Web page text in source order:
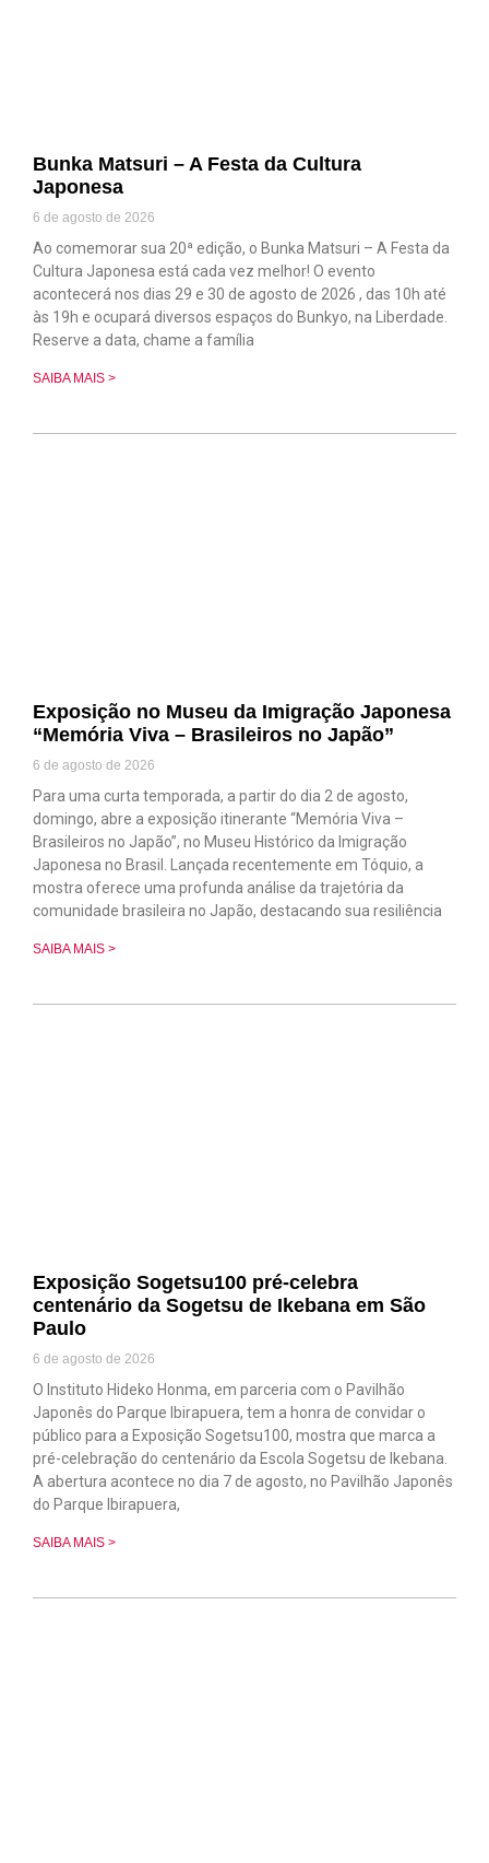
Bunka Matsuri – A Festa da Cultura
Japonesa
6 de agosto de 2026
Ao comemorar sua 20ª edição, o Bunka Matsuri – A Festa da
Cultura Japonesa está cada vez melhor! O evento
acontecerá nos dias 29 e 30 de agosto de 2026 , das 10h até
às 19h e ocupará diversos espaços do Bunkyo, na Liberdade.
Reserve a data, chame a família
SAIBA MAIS >
Exposição no Museu da Imigração Japonesa
“Memória Viva – Brasileiros no Japão”
6 de agosto de 2026
Para uma curta temporada, a partir do dia 2 de agosto,
domingo, abre a exposição itinerante “Memória Viva –
Brasileiros no Japão”, no Museu Histórico da Imigração
Japonesa no Brasil. Lançada recentemente em Tóquio, a
mostra oferece uma profunda análise da trajetória da
comunidade brasileira no Japão, destacando sua resiliência
SAIBA MAIS >
Exposição Sogetsu100 pré-celebra
centenário da Sogetsu de Ikebana em São
Paulo
6 de agosto de 2026
O Instituto Hideko Honma, em parceria com o Pavilhão
Japonês do Parque Ibirapuera, tem a honra de convidar o
público para a Exposição Sogetsu100, mostra que marca a
pré-celebração do centenário da Escola Sogetsu de Ikebana.
A abertura acontece no dia 7 de agosto, no Pavilhão Japonês
do Parque Ibirapuera,
SAIBA MAIS >